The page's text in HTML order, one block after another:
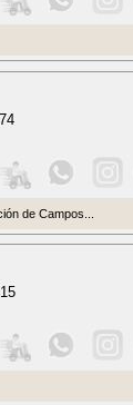
de Campos...